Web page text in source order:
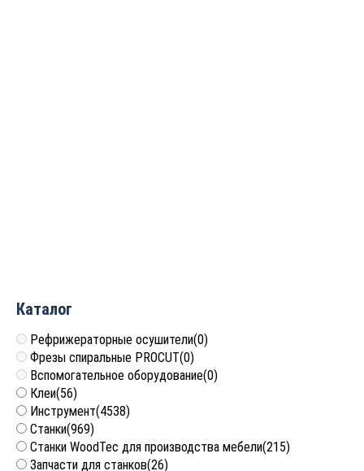
Каталог
Рефрижераторные осушители(0)
Фрезы спиральные PROCUT(0)
Вспомогательное оборудование(0)
Клеи(56)
Инструмент(4538)
Станки(969)
Станки WoodTec для производства мебели(215)
Запчасти для станков(26)